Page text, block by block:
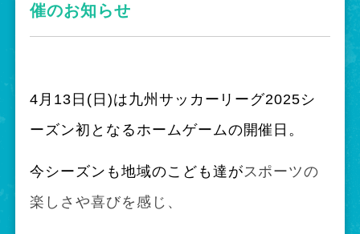
催のお知らせ
4月13日(日)は九州サッカーリーグ2025シ
ーズン初となるホームゲームの開催日。
今シーズンも地域のこども達が スポーツの
楽しさや喜びを感じ、